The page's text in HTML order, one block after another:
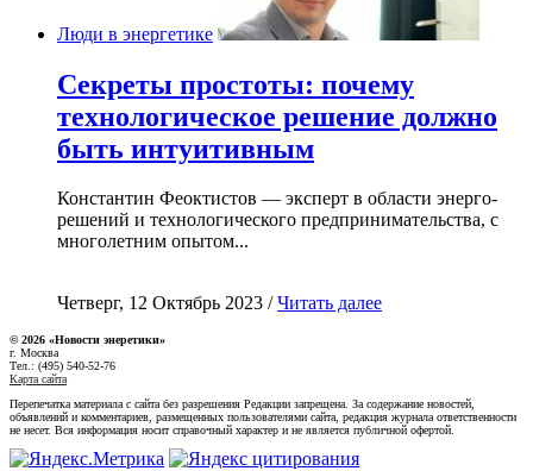
Люди в энергетике
Секреты простоты: почему
технологическое решение должно
быть интуитивным
Константин Феоктистов — эксперт в области энерго-
решений и технологического предпринимательства, с
многолетним опытом...
Четверг, 12 Октябрь 2023 /Читать далее
© 2026 «Новости энеретики»
г. Москва
Тел.: (495) 540-52-76
Карта сайта
Перепечатка материала с сайта без разрешения Редакции запрещена. За содержание новостей,
объявлений и комментариев, размещенных пользователями сайта, редакция журнала ответственности
не несет. Вся информация носит справочный характер и не является публичной офертой.